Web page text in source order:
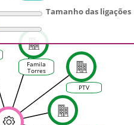
Tamanho das ligações
PTV
Famila
Torres